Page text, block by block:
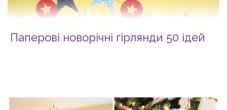
Паперові новорічні гірлянди 50 ідей